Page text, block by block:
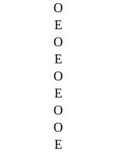
O
E
O
E
O
E
O
O
E